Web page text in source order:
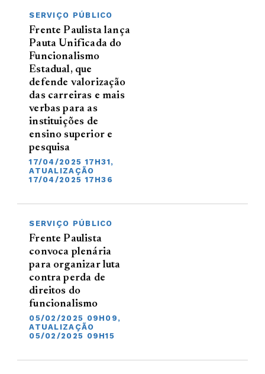
SERVIÇO PÚBLICO
Frente Paulista lança
Pauta Unificada do
Funcionalismo
Estadual, que
defende valorização
das carreiras e mais
verbas para as
instituições de
ensino superior e
pesquisa
17/04/2025 17H31,
ATUALIZAÇÃO
17/04/2025 17H36
SERVIÇO PÚBLICO
Frente Paulista
convoca plenária
para organizar luta
contra perda de
direitos do
funcionalismo
05/02/2025 09H09,
ATUALIZAÇÃO
05/02/2025 09H15